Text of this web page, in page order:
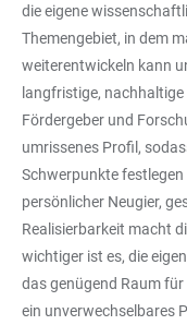
die eigene
Themengebiet, in dem
weiterentwickeln kann
langfristige,
Fördergeber und
umrissenes Profil,
Schwerpunkte
persönlicher Neugier,
Realisierbarkeit macht
wichtiger ist es, die
das genügend Raum
ein unverwechselbares